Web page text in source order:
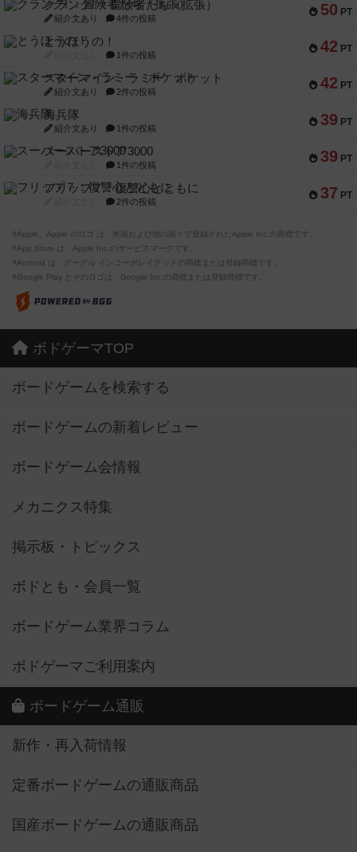
50 PT
クランク! ：冒険者たち（拡張）
紹介文あり 4件の投稿
42 PT
とうほうの！
1件の投稿
42 PT
スターマイン・ラミー ポケット
紹介文あり 2件の投稿
39 PT
海兵隊
紹介文あり 1件の投稿
39 PT
スーパーストア3000
1件の投稿
37 PT
フリップ７：復讐心とともに
2件の投稿
※Apple、Apple のロゴ は、米国および他の国々で登録されたApple Inc.の商標です。
※App Store は、Apple Inc.のサービスマークです。
※Android は、グーグル インコーポレイテッドの商標または登録商標です。
※Google Play とそのロゴは、Google Inc.の商標または登録商標です。
ボドゲーマTOP
ボードゲームを検索する
ボードゲームの新着レビュー
ボードゲーム会情報
メカニクス特集
掲示板・トピックス
ボドとも・会員一覧
ボードゲーム業界コラム
ボドゲーマご利用案内
ボードゲーム通販
新作・再入荷情報
定番ボードゲームの通販商品
国産ボードゲームの通販商品